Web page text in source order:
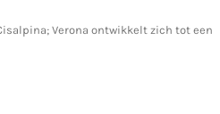
Verona ontwikkelt zich tot een